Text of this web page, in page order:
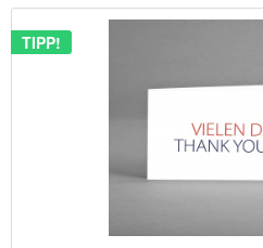
TIPP!